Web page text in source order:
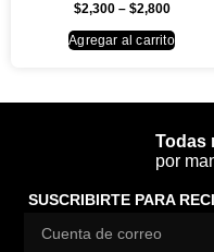
$2,300 – $2,800
Agregar al carrito
Todas
por
SUSCRIBIRTE PARA